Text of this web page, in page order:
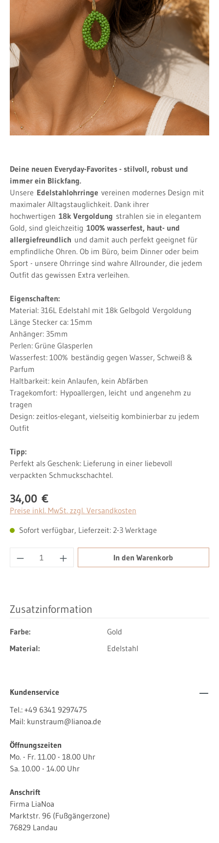
Deine neuen Everyday-Favorites - stilvoll, robust und
immer ein Blickfang.
Unsere Edelstahlohrringe vereinen modernes Design mit
maximaler Alltagstauglichkeit. Dank ihrer
hochwertigen 18k Vergoldung strahlen sie in elegantem
Gold, sind gleichzeitig 100% wasserfest, haut- und
allergiefreundlich und damit auch perfekt geeignet für
empfindliche Ohren. Ob im Büro, beim Dinner oder beim
Sport - unsere Ohrringe sind wahre Allrounder, die jedem
Outfit das gewissen Extra verleihen.
Eigenschaften:
Material: 316L Edelstahl mit 18k Gelbgold Vergoldung
Länge Stecker ca: 15mm
Anhänger: 35mm
Perlen: Grüne Glasperlen
Wasserfest: 100% beständig gegen Wasser, Schweiß &
Parfum
Haltbarkeit: kein Anlaufen, kein Abfärben
Tragekomfort: Hypoallergen, leicht und angenehm zu
tragen
Design: zeitlos-elegant, vielseitig kombinierbar zu jedem
Outfit
Tipp:
Perfekt als Geschenk: Lieferung in einer liebevoll
verpackten Schmuckschachtel.
Regulärer Preis:
34,00 €
Preise inkl. MwSt. zzgl. Versandkosten
Sofort verfügbar, Lieferzeit: 2-3 Werktage
Produkt Anzahl: Gib den gewünschten
In den Warenkorb
Zusatzinformation
Farbe:
Gold
Material:
Edelstahl
Kundenservice
Tel.: +49 6341 9297475
Mail: kunstraum@lianoa.de
Öffnungszeiten
Mo. - Fr. 11.00 - 18.00 Uhr
Sa. 10.00 - 14.00 Uhr
Anschrift
Firma LiaNoa
Marktstr. 96 (Fußgängerzone)
76829 Landau